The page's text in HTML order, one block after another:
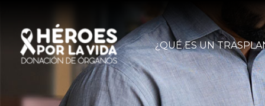
¿QUÉ ES UN